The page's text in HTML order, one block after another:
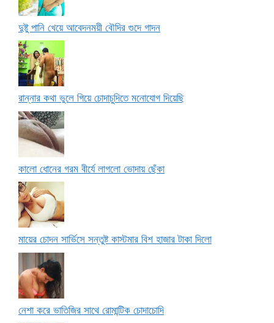
দুষ্টু পানি খেয়ে আবেদনময়ী বৌদির গুদে গাদন
রান্নার কথা ভুলে গিয়ে চোদাচুদিতে মনোযোগ দিয়েছি
কালো ধোনের গরম বীর্যে লাগলো ভোদায় ছেঁকা
মায়ের চোদন সার্ভিসে সন্তুষ্ট কাস্টমার বিশ হাজার টাকা দিলো
নেশা করে ভাতিজির সাথে রোমান্টিক চোদাচোদি